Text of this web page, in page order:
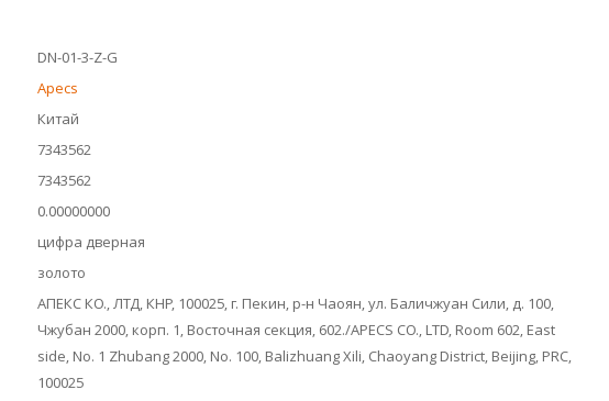
DN-01-3-Z-G
Apecs
Китай
7343562
7343562
0.00000000
цифра дверная
золото
АПЕКС КО., ЛТД, КНР, 100025, г. Пекин, р-н Чаоян, ул. Баличжуан Сили, д. 100,
Чжубан 2000, корп. 1, Восточная секция, 602./APECS CO., LTD, Room 602, East
side, No. 1 Zhubang 2000, No. 100, Balizhuang Xili, Chaoyang District, Beijing, PRC,
100025